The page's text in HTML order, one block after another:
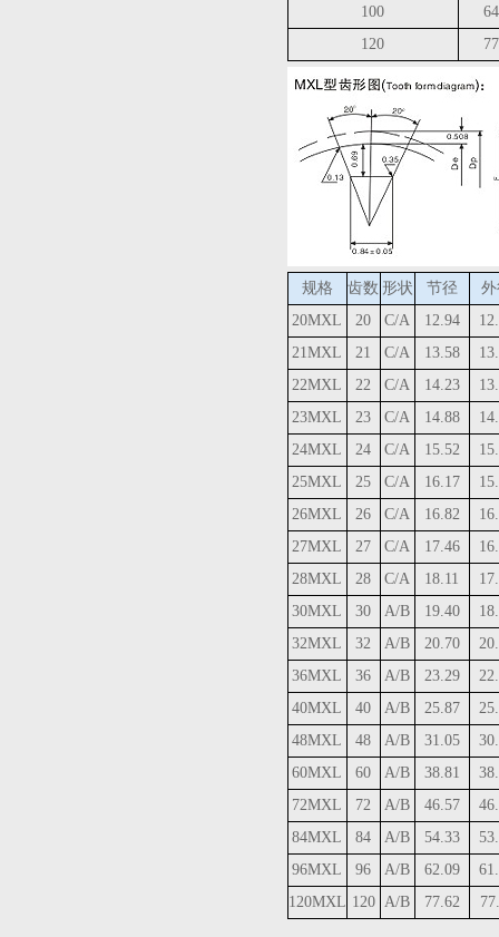
100
120
规格 齿数 形状 节径
20MXL
20 C/A 12.94
21MXL
21 C/A 13.58
22MXL
22 C/A 14.23
23MXL
23 C/A 14.88
24MXL
24 C/A 15.52
25MXL
25 C/A 16.17
26MXL
26 C/A 16.82
27MXL
27 C/A 17.46
28MXL
28 C/A 18.11
30MXL
30 A/B 19.40
32MXL
32 A/B 20.70
36MXL
36 A/B 23.29
40MXL
40 A/B 25.87
48MXL
48 A/B 31.05
60MXL
60 A/B 38.81
72MXL
72 A/B 46.57
84MXL
84 A/B 54.33
96MXL
96 A/B 62.09
120MXL 120 A/B 77.62